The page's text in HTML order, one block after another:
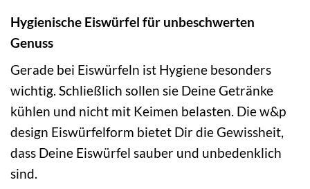
Hygienische Eiswürfel für unbeschwerten
Genuss
Gerade bei Eiswürfeln ist Hygiene besonders
wichtig. Schließlich sollen sie Deine Getränke
kühlen und nicht mit Keimen belasten. Die w&p
design Eiswürfelform bietet Dir die Gewissheit,
dass Deine Eiswürfel sauber und unbedenklich
sind.